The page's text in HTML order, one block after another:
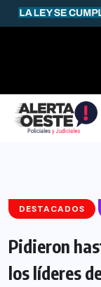
DESTACADOS
Pidieron
los líderes